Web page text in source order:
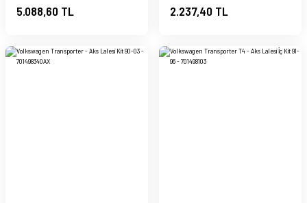
CXHB-CXGB - [Volkswagen
Transporter T6] - 7E0407321B
5.088,60 TL 2.237,40 TL